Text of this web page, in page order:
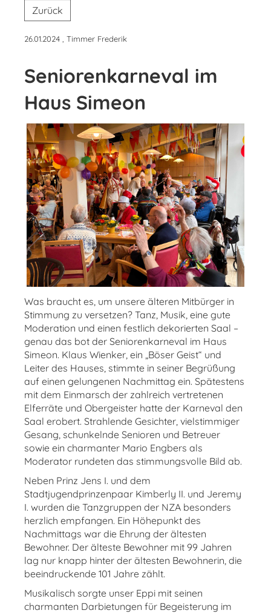
Zurück
26.01.2024 , Timmer Frederik
Seniorenkarneval im
Haus Simeon
Was braucht es, um unsere älteren Mitbürger in
Stimmung zu versetzen? Tanz, Musik, eine gute
Moderation und einen festlich dekorierten Saal –
genau das bot der Seniorenkarneval im Haus
Simeon. Klaus Wienker, ein „Böser Geist“ und
Leiter des Hauses, stimmte in seiner Begrüßung
auf einen gelungenen Nachmittag ein. Spätestens
mit dem Einmarsch der zahlreich vertretenen
Elferräte und Obergeister hatte der Karneval den
Saal erobert. Strahlende Gesichter, vielstimmiger
Gesang, schunkelnde Senioren und Betreuer
sowie ein charmanter Mario Engbers als
Moderator rundeten das stimmungsvolle Bild ab.
Neben Prinz Jens I. und dem
Stadtjugendprinzenpaar Kimberly II. und Jeremy
I. wurden die Tanzgruppen der NZA besonders
herzlich empfangen. Ein Höhepunkt des
Nachmittags war die Ehrung der ältesten
Bewohner. Der älteste Bewohner mit 99 Jahren
lag nur knapp hinter der ältesten Bewohnerin, die
beeindruckende 101 Jahre zählt.
Musikalisch sorgte unser Eppi mit seinen
charmanten Darbietungen für Begeisterung im